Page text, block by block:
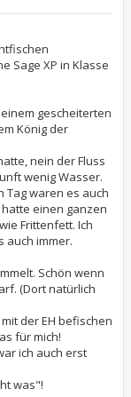
Sage XP in Klasse
gescheiterten
König der
nein der Fluss
wenig Wasser.
Tag waren es auch
einen ganzen
Frittenfett. Ich
auch immer.
Schön wenn
(Dort natürlich
der EH befischen
für mich!
ich auch erst
was"!